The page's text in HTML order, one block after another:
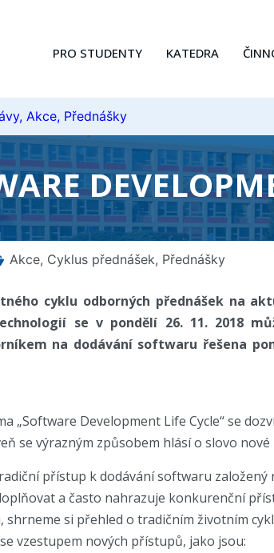
PRO STUDENTY KATEDRA
Akce, Přednášky
Akce, Cyklus přednášek, Přednášky
cyklu odborných přednášek na
se v pondělí 26. 11. 2018
na dodávání softwaru řešena
„Software Development Life Cycle“ se
se výrazným způsobem hlásí o slovo
přístup k dodávání softwaru založený
a často nahrazuje konkurenční
shrneme si přehled o tradičním životním
vzestupem nových přístupů, jako jsou: